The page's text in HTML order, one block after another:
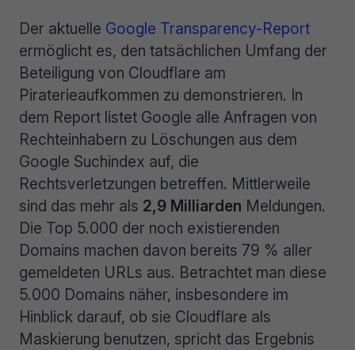
Der aktuelle Google Transparency-Report
ermöglicht es, den tatsächlichen Umfang der
Beteiligung von Cloudflare am
Piraterieaufkommen zu demonstrieren. In
dem Report listet Google alle Anfragen von
Rechteinhabern zu Löschungen aus dem
Google Suchindex auf, die
Rechtsverletzungen betreffen. Mittlerweile
sind das mehr als 2,9 Milliarden Meldungen.
Die Top 5.000 der noch existierenden
Domains machen davon bereits 79 % aller
gemeldeten URLs aus. Betrachtet man diese
5.000 Domains näher, insbesondere im
Hinblick darauf, ob sie Cloudflare als
Maskierung benutzen, spricht das Ergebnis